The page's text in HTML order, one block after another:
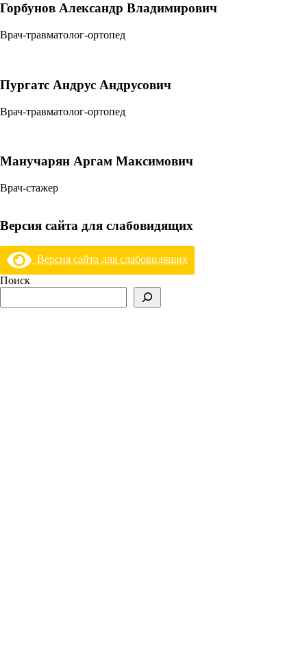
Горбунов Александр Владимирович
Врач-травматолог-ортопед
Пургатс Андрус Андрусович
Врач-травматолог-ортопед
Манучарян Аргам Максимович
Врач-стажер
Версия сайта для слабовидящих
Версия сайта для слабовидящих
Поиск